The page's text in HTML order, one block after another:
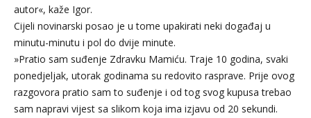
autor«, kaže Igor.
Cijeli novinarski posao je u tome upakirati neki događaj u
minutu-minutu i pol do dvije minute.
»Pratio sam suđenje Zdravku Mamiću. Traje 10 godina, svaki
ponedjeljak, utorak godinama su redovito rasprave. Prije ovog
razgovora pratio sam to suđenje i od tog svog kupusa trebao
sam napravi vijest sa slikom koja ima izjavu od 20 sekundi.